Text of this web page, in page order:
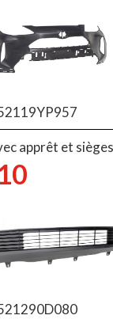
apprêt et
521290D080